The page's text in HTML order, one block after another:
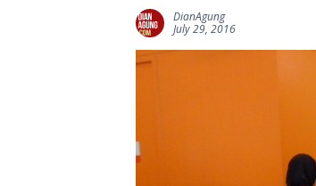
DianAgung
July 29, 2016